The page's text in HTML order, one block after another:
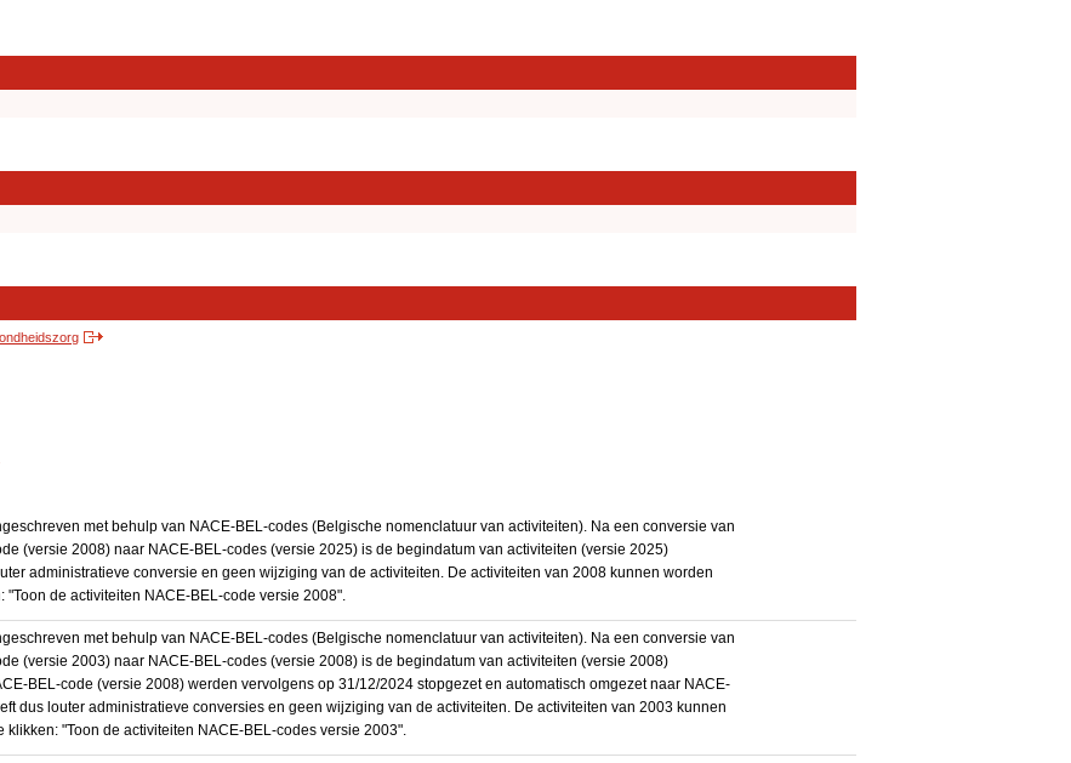
met behulp van NACE-BEL-codes (Belgische nomenclatuur van activiteiten). Na een conversie van
(versie 2008) naar NACE-BEL-codes (versie 2025) is de begindatum van activiteiten (versie 2025)
administratieve conversie en geen wijziging van de activiteiten. De activiteiten van 2008 kunnen worden
"Toon de activiteiten NACE-BEL-code versie 2008".
met behulp van NACE-BEL-codes (Belgische nomenclatuur van activiteiten). Na een conversie van
(versie 2003) naar NACE-BEL-codes (versie 2008) is de begindatum van activiteiten (versie 2008)
BEL-code (versie 2008) werden vervolgens op 31/12/2024 stopgezet en automatisch omgezet naar NACE-
dus louter administratieve conversies en geen wijziging van de activiteiten. De activiteiten van 2003 kunnen
"Toon de activiteiten NACE-BEL-codes versie 2003".